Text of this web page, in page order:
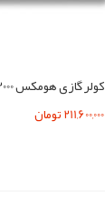
211,600,000 تومان